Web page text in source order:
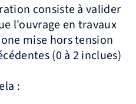
consiste à valider
l'ouvrage en travaux
mise hors tension
(0 à 2 inclues)
: